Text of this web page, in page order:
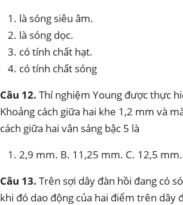
là sóng siêu âm.
là sóng dọc.
có tính chất hạt.
có tính chất sóng
Câu 12. Thí nghiệm Young được thực
Khoảng cách giữa hai khe 1,2 mm và
cách giữa hai vân sáng bậc 5 là
2,9 mm. B. 11,25 mm. C.
Câu 13. Trên sợi dây đàn hồi đang có
khi đó dao động của hai điểm trên dây